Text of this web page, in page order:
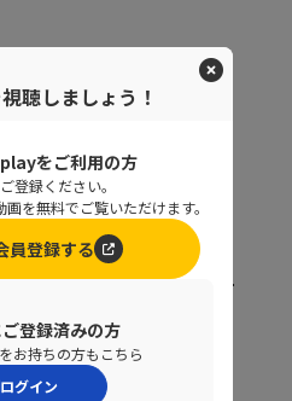
取りこぼしはなぜ起き
る？“見えない失注”を
株式会社シャノン
キャリア迷子を防ぐ！組
グ」のヒントとは
株式会社ベネッセコーポレーシ
ョン
聴しましょう！
をご利用の方
登録ください。
を無料でご覧いただけます。
員登録する
登録済みの方
お持ちの方もこちら
ログイン